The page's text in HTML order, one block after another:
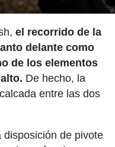
el recorrido de la
delante como
de los elementos
De hecho, la
entre las dos
disposición de pivote